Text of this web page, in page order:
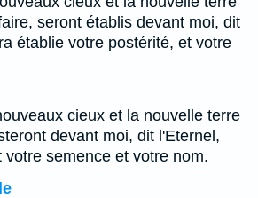
seront établis devant moi, dit
établie votre postérité, et votre
cieux et la nouvelle terre
devant moi, dit l'Eternel,
votre semence et votre nom.